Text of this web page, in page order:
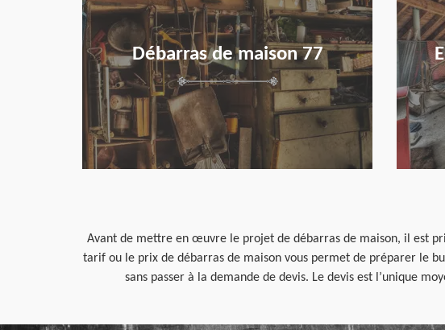
Débarras de maison 77
Avant de mettre en œuvre le projet de débarras de maison, il est
tarif ou le prix de débarras de maison vous permet de préparer le
sans passer à la demande de devis. Le devis est l’unique